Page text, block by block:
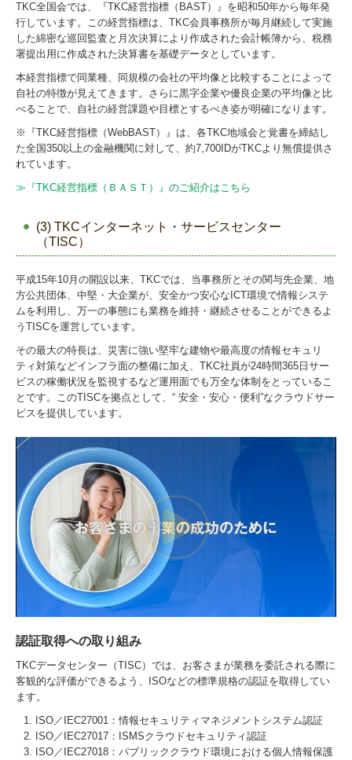
TKC全国会では、『TKC経営指標（BAST）』を昭和50年から毎年発
行しています。この経営指標は、TKC会員事務所が毎月継続して実施
した綿密な巡回監査と月次決算により作成された会計帳簿から、税務
署提出用に作成された決算書を基礎データとしています。
本経営指標で同業種、同規模の会社の平均像と比較することによって
自社の特徴が見えてきます。さらに黒字企業や優良企業の平均像と比
べることで、自社の経営課題や目標とするべき姿が明確になります。
※『TKC経営指標（WebBAST）』は、各TKC地域会と覚書を締結し
た全国350以上の金融機関に対して、約7,700IDがTKCより無償提供さ
れています。
≫『TKC経営指標（ＢＡＳＴ）』のご紹介はこちら
(3) TKCインターネット・サービスセンター
（TISC）
平成15年10月の開設以来、TKCでは、当事務所とその関与先企業、地
方公共団体、中堅・大企業が、安全かつ安心なICT環境で情報システ
ムを利用し、万一の事態にも業務を維持・継続させることができるよ
うTISCを運営しています。
その最大の特長は、災害に強い堅牢な建物や最高度の情報セキュリ
ティ対策などインフラ面の整備に加え、TKC社員が24時間365日サー
ビスの稼働状況を監視するなど運用面でも万全な体制をとっているこ
とです。このTISCを拠点として、“ 安全・安心・便利”なクラウドサー
ビスを提供しています。
認証取得への取り組み
TKCデータセンター（TISC）では、お客さまが業務を委託される際に
客観的な評価ができるよう、ISOなどの標準規格の認証を取得してい
ます。
ISO／IEC27001：情報セキュリティマネジメントシステム認証
ISO／IEC27017：ISMSクラウドセキュリティ認証
ISO／IEC27018：パブリッククラウド環境における個人情報保護